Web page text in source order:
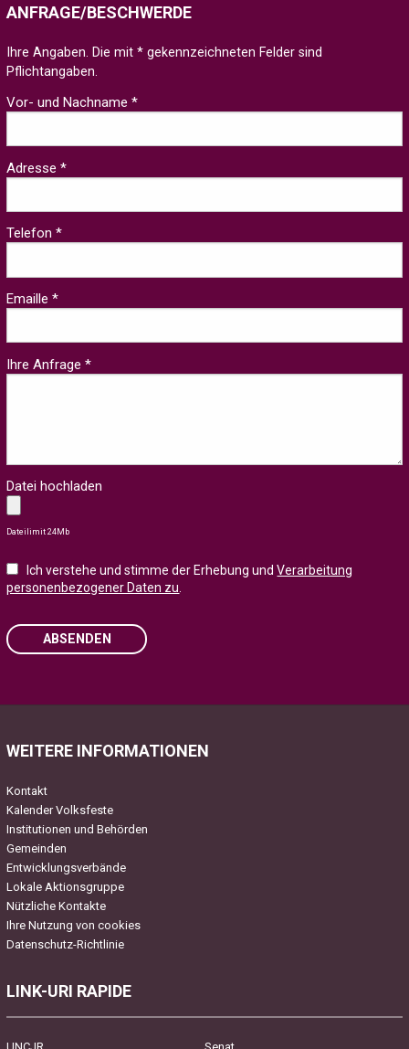
ANFRAGE/BESCHWERDE
Ihre Angaben. Die mit * gekennzeichneten Felder sind
Pflichtangaben.
Vor- und Nachname *
Adresse *
Telefon *
Emaille *
Ihre Anfrage *
Datei hochladen
Dateilimit 24Mb
Ich verstehe und stimme der Erhebung undVerarbeitung
personenbezogener Daten zu.
ABSENDEN
WEITERE INFORMATIONEN
Kontakt
Kalender Volksfeste
Institutionen und Behörden
Gemeinden
Entwicklungsverbände
Lokale Aktionsgruppe
Nützliche Kontakte
Ihre Nutzung von cookies
Datenschutz-Richtlinie
LINK-URI RAPIDE